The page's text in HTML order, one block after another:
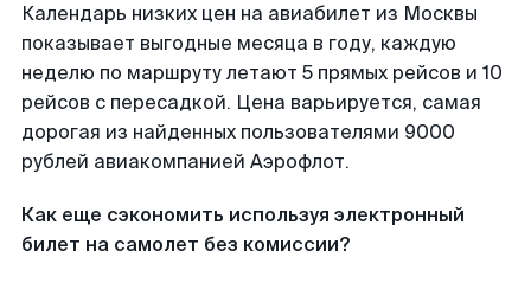
Календарь низких цен на авиабилет из Москвы
показывает выгодные месяца в году, каждую
неделю по маршруту летают 5 прямых рейсов и 10
рейсов с пересадкой. Цена варьируется, самая
дорогая из найденных пользователями 9000
рублей авиакомпанией Аэрофлот.
Как еще сэкономить используя электронный
билет на самолет без комиссии?